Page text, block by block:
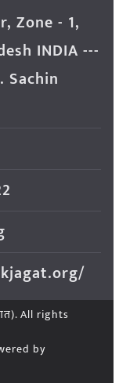
Zone - 1,
INDIA ---
. All rights
by